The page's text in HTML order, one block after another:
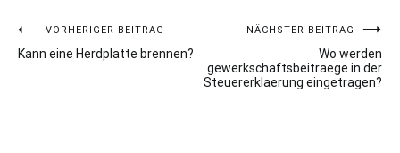
Beitragsnavigation
VORHERIGER BEITRAG
Kann eine Herdplatte brennen?
NÄCHSTER BEITRAG
Wo werden
gewerkschaftsbeitraege in der
Steuererklaerung eingetragen?